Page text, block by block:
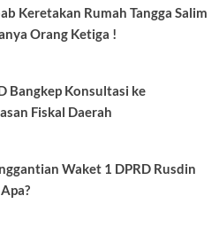
Keretakan Rumah Tangga Salim
Orang Ketiga !
Bangkep Konsultasi ke
Fiskal Daerah
Waket 1 DPRD Rusdin